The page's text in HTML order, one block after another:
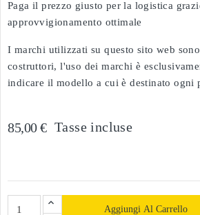
Paga il prezzo giusto per la logistica
approvvigionamento ottimale
I marchi utilizzati su questo sito web
costruttori, l'uso dei marchi è
indicare il modello a cui è destinato ogni
85,00 € Tasse incluse
Aggiungi Al Carrello